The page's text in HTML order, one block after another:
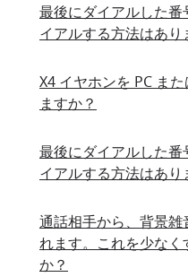
最後にダイアルした
イアルする方法はあり
X4 イヤホンを PC ま
ますか？
最後にダイアルした
イアルする方法はあり
通話相手から、背景
れます。これを少な
か？